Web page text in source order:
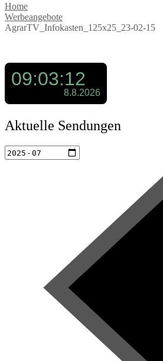
Home
Werbeangebote
AgrarTV_Infokasten_125x25_23-02-15
Aktuelle Sendungen